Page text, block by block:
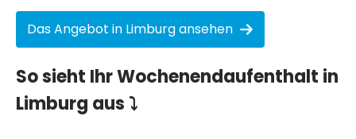
Das Angebot in Limburg ansehen
So sieht Ihr Wochenendaufenthalt in
Limburg aus ⤵